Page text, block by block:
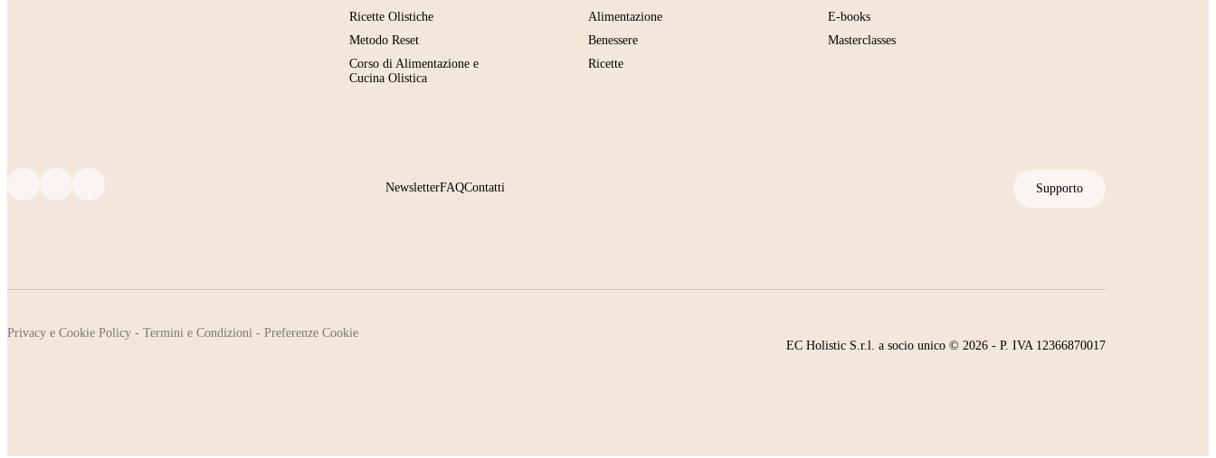
Ricette Olistiche
Metodo Reset
Corso di Alimentazione e
Cucina Olistica
Alimentazione
Benessere
Ricette
E-books
Masterclasses
NewsletterFAQContatti Supporto
Privacy e Cookie Policy - Termini e Condizioni - Preferenze Cookie
EC Holistic S.r.l. a socio unico © 2026 - P. IVA 12366870017